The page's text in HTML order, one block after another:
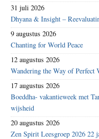
31 juli 2026
Dhyana & Insight –
9 augustus 2026
Chanting for World Peace
12 augustus 2026
Wandering the Way of Perfect
17 augustus 2026
Boeddha- vakantieweek met
wijsheid
20 augustus 2026
Zen Spirit Leesgroep 2026 22